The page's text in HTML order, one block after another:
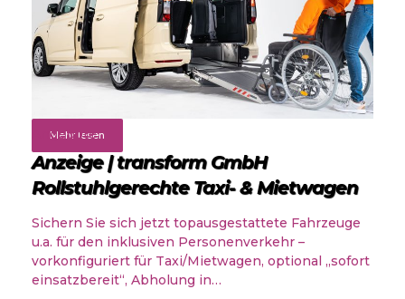
Mehr lesen
Angebote
Anzeige | transform GmbH
Rollstuhlgerechte Taxi- & Mietwagen
Sichern Sie sich jetzt topausgestattete Fahrzeuge
u.a. für den inklusiven Personenverkehr –
vorkonfiguriert für Taxi/Mietwagen, optional „sofort
einsatzbereit“, Abholung in…